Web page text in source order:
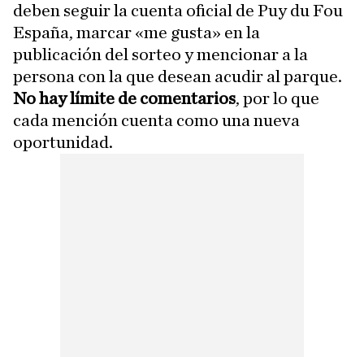
deben seguir la cuenta oficial de Puy du Fou
España, marcar «me gusta» en la
publicación del sorteo y mencionar a la
persona con la que desean acudir al parque.
No hay límite de comentarios, por lo que
cada mención cuenta como una nueva
oportunidad.